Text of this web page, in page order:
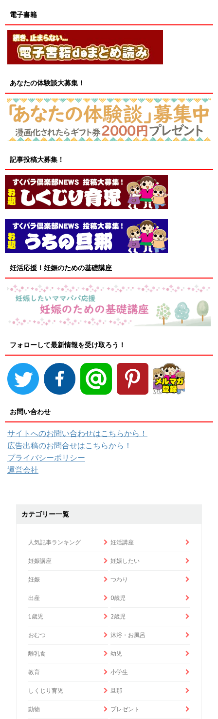
電子書籍
あなたの体験談大募集！
記事投稿大募集！
妊活応援！妊娠のための基礎講座
フォローして最新情報を受け取ろう！
お問い合わせ
サイトへのお問い合わせはこちらから！
広告出稿のお問合せはこちらから！
プライバシーポリシー
運営会社
カテゴリー一覧
人気記事ランキング 妊活講座
妊娠講座 妊娠したい
妊娠 つわり
出産 0歳児
1歳児 2歳児
おむつ 沐浴・お風呂
離乳食 幼児
教育 小学生
しくじり育児 旦那
動物 プレゼント